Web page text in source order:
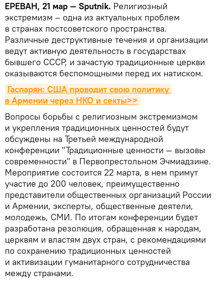
ЕРЕВАН, 21 мар — Sputnik. Религиозный
экстремизм – одна из актуальных проблем
в странах постсоветского пространства.
Различные деструктивные течения и организации
ведут активную деятельность в государствах
бывшего СССР, и зачастую традиционные церкви
оказываются беспомощными перед их натиском.
Гаспарян: США проводит свою политику
в Армении через НКО и секты>>
Вопросы борьбы с религиозным экстремизмом
и укрепления традиционных ценностей будут
обсуждены на Третьей международной
конференции "Традиционные ценности — вызовы
современности" в Первопрестольном Эчмиадзине.
Мероприятие состоится 22 марта, в нем примут
участие до 200 человек, преимущественно
представители общественных организаций России
и Армении, эксперты, общественные деятели,
молодежь, СМИ. По итогам конференции будет
разработана резолюция, обращенная к народам,
церквям и властям двух стран, с рекомендациями
по сохранению традиционных ценностей
и активизации гуманитарного сотрудничества
между странами.